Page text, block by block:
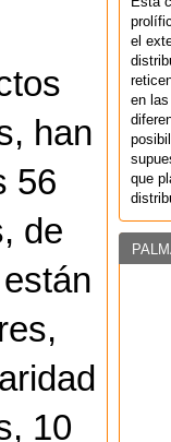
han
56
de
10
el
en
que